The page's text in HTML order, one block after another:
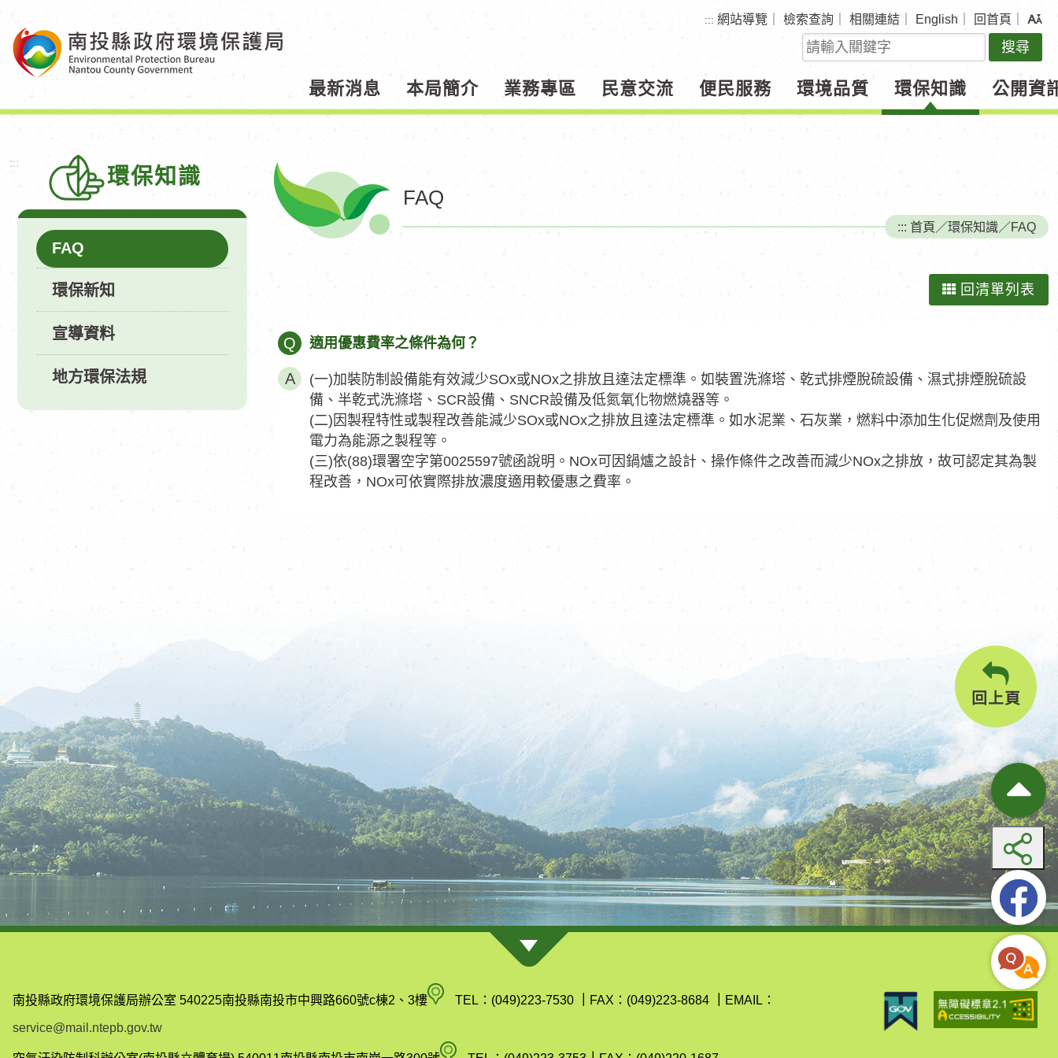
主
容
塊
::: 網站導覽 檢索查詢 相關連結 English 回首頁
關
鍵
字
查
詢
最新消息 本局簡介 業務專區 民意交流 便民服務 環境品質 環保知識 公開資
:::
環保知識
FAQ
環保新知
宣導資料
地方環保法規
FAQ
::: 首頁 ／環保知識／FAQ
回清單列表
Q 適用優惠費率之條件為何？
(一)加裝防制設備能有效減少SOx或NOx之排放且達法定標準。如裝置洗滌塔、乾式排煙脫硫設備、濕式排煙脫硫設
備、半乾式洗滌塔、SCR設備、SNCR設備及低氮氧化物燃燒器等。
(二)因製程特性或製程改善能減少SOx或NOx之排放且達法定標準。如水泥業、石灰業，燃料中添加生化促燃劑及使用
電力為能源之製程等。
(三)依(88)環署空字第0025597號函說明。NOx可因鍋爐之設計、操作條件之改善而減少NOx之排放，故可認定其為製
程改善，NOx可依實際排放濃度適用較優惠之費率。
回上頁
南投縣政府環境保護局辦公室 540225南投縣南投市中興路660號c棟2、3樓南
縣
TEL：(049)223-7530 FAX：(049)223-8684 EMAIL：
service@mail.ntepb.gov.tw
空